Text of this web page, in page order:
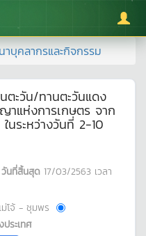
บุคลากรและกิจกรรม
ตะวัน/ทานตะวันแดง
แห่งการเกษตร จาก
นระหว่างวันที่ 2-10
วันที่สิ้นสุด 17/03/2563 เวลา
โจ้ - ชุมพร
ประเทศ